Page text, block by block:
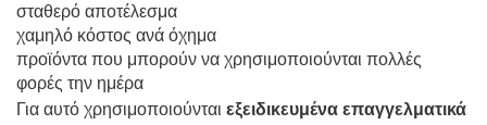
σταθερό αποτέλεσμα
χαμηλό κόστος ανά όχημα
προϊόντα που μπορούν να χρησιμοποιούνται πολλές
φορές την ημέρα
Για αυτό χρησιμοποιούνται εξειδικευμένα επαγγελματικά